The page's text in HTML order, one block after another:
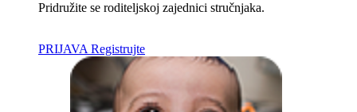
Pridružite se roditeljskoj zajednici stručnjaka.
PRIJAVA Registrujte